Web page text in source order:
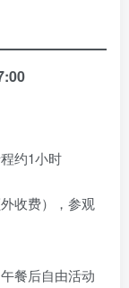
约1小时
收费），参观
餐后自由活动